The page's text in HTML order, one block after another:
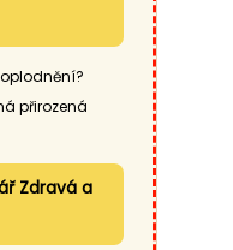
přirozená
Zdravá a